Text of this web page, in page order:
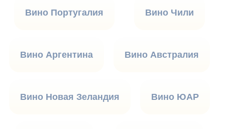
Вино Португалия Вино Чили
Вино Аргентина Вино Австралия
Вино Новая Зеландия Вино ЮАР